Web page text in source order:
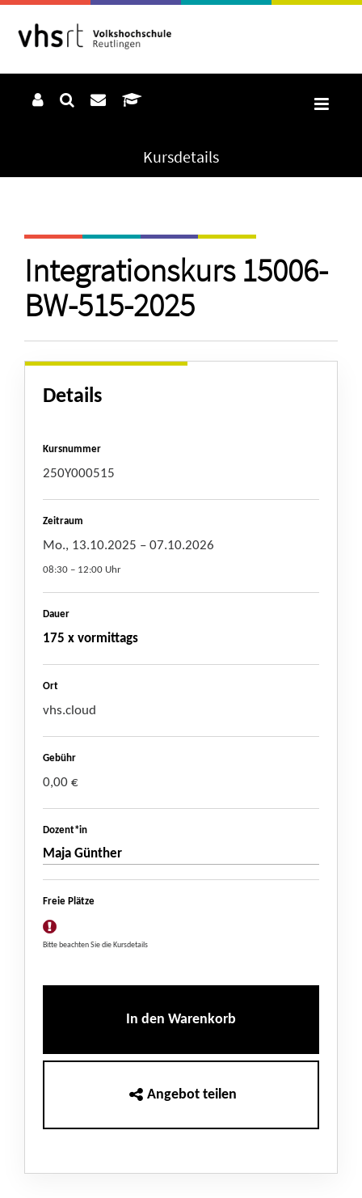
Kursdetails
Integrationskurs 15006-
BW-515-2025
Details
Kursnummer
250Y000515
Zeitraum
Mo., 13.10.2025 – 07.10.2026
08:30 – 12:00 Uhr
Dauer
175 x vormittags
Ort
vhs.cloud
Gebühr
0,00 €
Dozent*in
Maja Günther
Freie Plätze
Bitte beachten Sie die Kursdetails
In den Warenkorb
Angebot teilen